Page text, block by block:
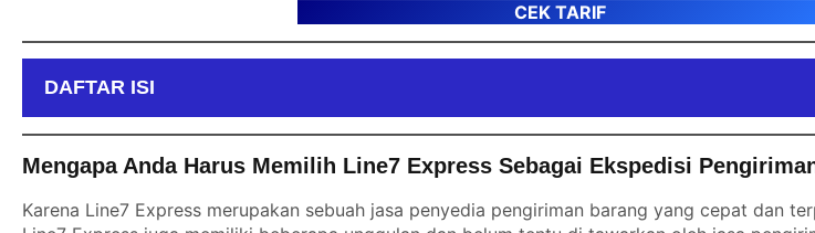
CEK TARIF
DAFTAR ISI
Mengapa Anda Harus Memilih Line7 Express Sebagai Ekspedisi
Karena Line7 Express merupakan sebuah jasa penyedia pengiriman barang yang cepat dan